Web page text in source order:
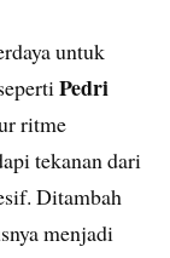
untuk
Pedri
ritme
tekanan dari
Ditambah
menjadi